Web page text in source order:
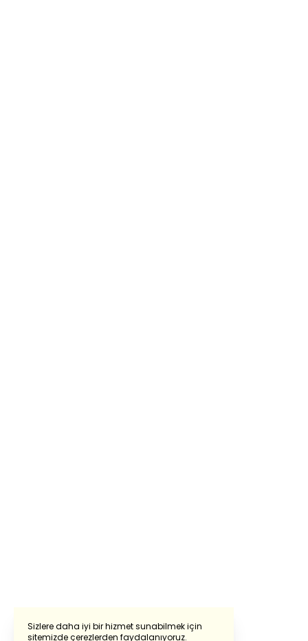
Sizlere daha iyi bir hizmet sunabilmek için
sitemizde çerezlerden faydalanıyoruz.